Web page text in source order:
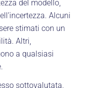
del modello,
Alcuni
stimati con un
Altri,
a qualsiasi
sottovalutata.